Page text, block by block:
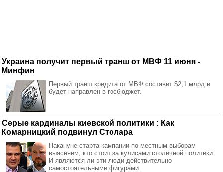
Украина получит первый транш от МВФ 11 июня -
Минфин
Первый транш кредита от МВФ составит $2,1 млрд и
будет направлен в госбюджет.
Серые кардиналы киевской политики : Как
Комарницкий подвинул Столара
Накануне старта кампании по местным выборам
выясняем, кто стоит за кулисами столичной политики.
И являются ли эти люди действительно
самостоятельными фигурами.